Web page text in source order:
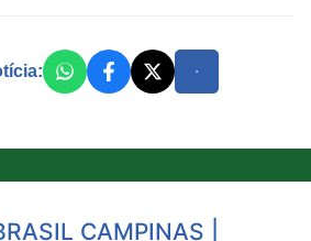
CAMPINAS |